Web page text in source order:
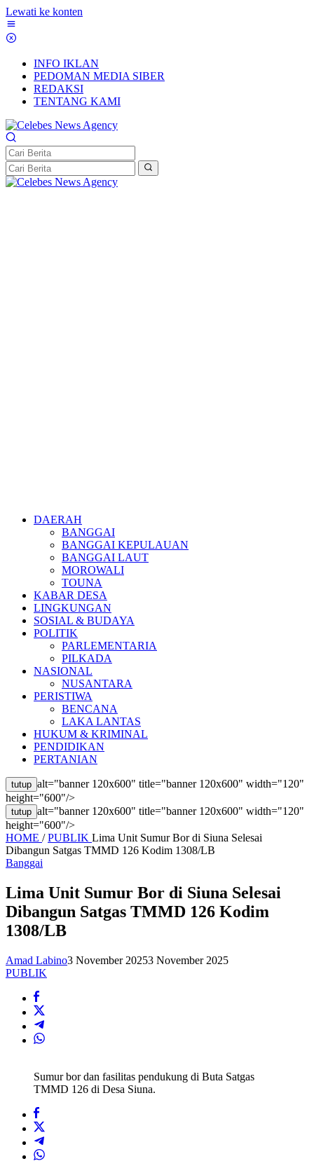
Lewati ke konten
INFO IKLAN
PEDOMAN MEDIA SIBER
REDAKSI
TENTANG KAMI
DAERAH
BANGGAI
BANGGAI KEPULAUAN
BANGGAI LAUT
MOROWALI
TOUNA
KABAR DESA
LINGKUNGAN
SOSIAL & BUDAYA
POLITIK
PARLEMENTARIA
PILKADA
NASIONAL
NUSANTARA
PERISTIWA
BENCANA
LAKA LANTAS
HUKUM & KRIMINAL
PENDIDIKAN
PERTANIAN
tutup alt="banner 120x600" title="banner 120x600" width="120"
height="600"/>
tutup alt="banner 120x600" title="banner 120x600" width="120"
height="600"/>
HOME / PUBLIK Lima Unit Sumur Bor di Siuna Selesai
Dibangun Satgas TMMD 126 Kodim 1308/LB
Banggai
Lima Unit Sumur Bor di Siuna Selesai
Dibangun Satgas TMMD 126 Kodim
1308/LB
Amad Labino3 November 20253 November 2025
PUBLIK
Sumur bor dan fasilitas pendukung di Buta Satgas
TMMD 126 di Desa Siuna.